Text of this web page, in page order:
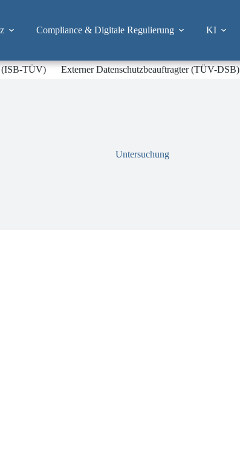
Compliance & Digitale Regulierung KI
(ISB-TÜV) Externer Datenschutzbeauftragter (TÜV-DSB)
Untersuchung